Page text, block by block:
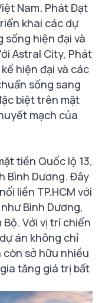
Nam. Phát Đạt
khai các dự
sống hiện đại và
Astral City, Phát
hiện đại và các
sống sang
biệt trên mặt
mạch của
tiền Quốc lộ 13,
Bình Dương. Đây
liền TP.HCM với
Bình Dương,
Với vị trí chiến
án không chỉ
sở hữu nhiều
tăng giá trị bất